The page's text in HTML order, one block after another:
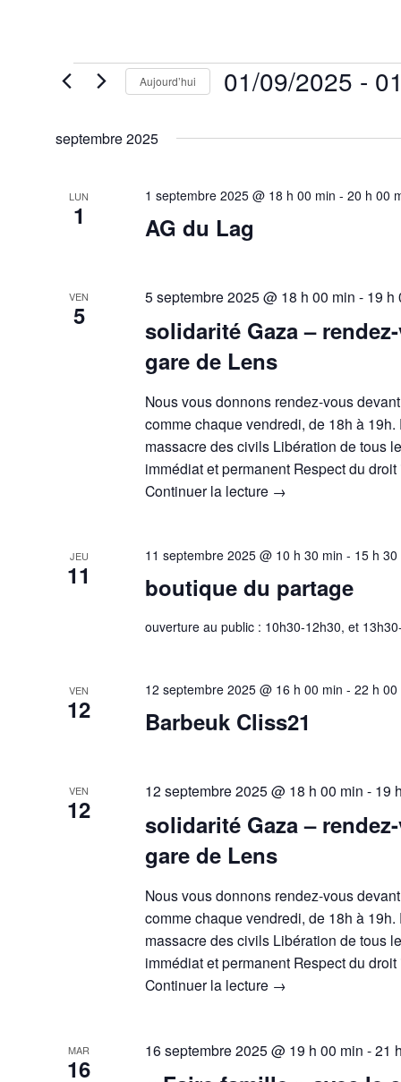
Évènements Aujourd’hui 01/09/2025 -
date.
septembre 2025
LUN
1 AG du Lag
1 septembre 2025 @ 18 h 00 min -20 h 00
VEN
5
solidarité Gaza –
gare de Lens
5 septembre 2025 @ 18 h 00 min - 19 h
Nous vous donnons rendez-vous
comme chaque vendredi, de 18h à
massacre des civils Libération de tous
immédiat et permanent Respect du
Continuer la lecture →
JEU
11 boutique du partage
11 septembre 2025 @ 10 h 30 min - 15 h
ouverture au public : 10h30-12h30, et
VEN
12 Barbeuk Cliss21
12 septembre 2025 @ 16 h 00 min -22 h
VEN
12
solidarité Gaza –
gare de Lens
12 septembre 2025 @ 18 h 00 min - 19
Nous vous donnons rendez-vous
comme chaque vendredi, de 18h à
massacre des civils Libération de tous
immédiat et permanent Respect du
Continuer la lecture →
MAR
16
16 septembre 2025 @ 19 h 00 min -21